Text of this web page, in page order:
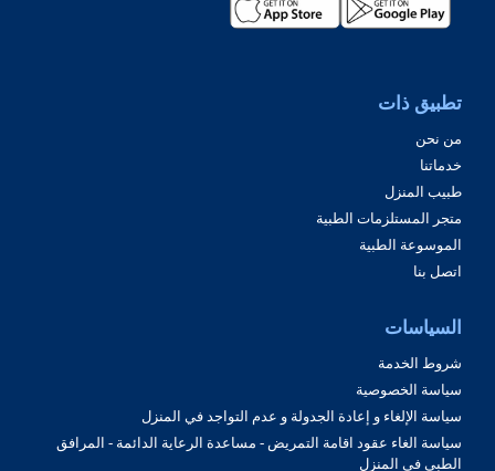
تطبيق ذات
من نحن
خدماتنا
طبيب المنزل
متجر المستلزمات الطبية
الموسوعة الطبية
اتصل بنا
السياسات
شروط الخدمة
سياسة الخصوصية
سياسة الإلغاء و إعادة الجدولة و عدم التواجد في المنزل
سياسة الغاء عقود اقامة التمريض - مساعدة الرعاية الدائمة - المرافق
الطبي في المنزل